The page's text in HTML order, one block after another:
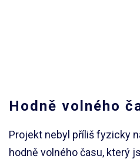
Hodně volného
Projekt nebyl příliš fyzicky
hodně volného času, který